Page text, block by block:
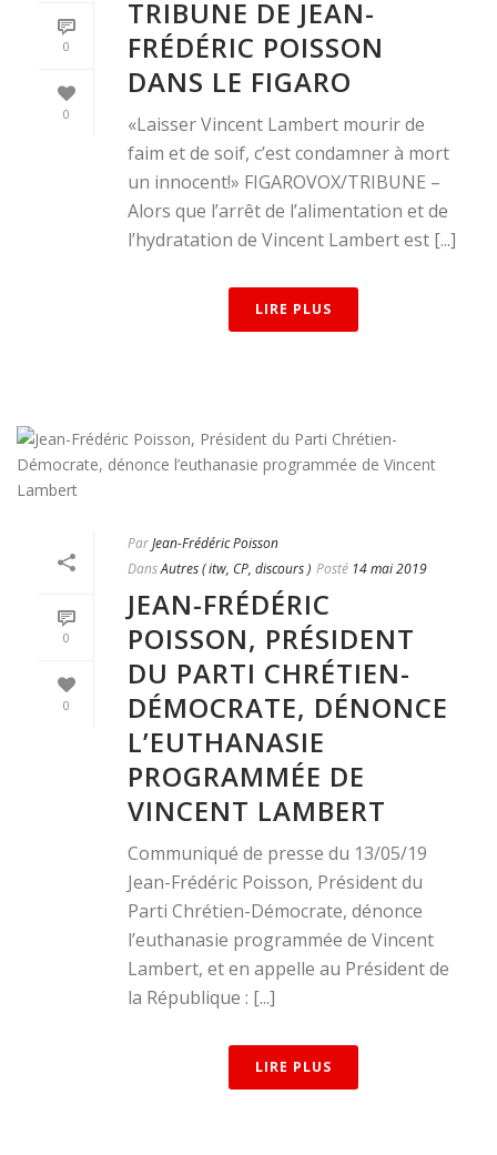
0
0
TRIBUNE DE JEAN-
FRÉDÉRIC POISSON
DANS LE FIGARO
«Laisser Vincent Lambert mourir de
faim et de soif, c’est condamner à mort
un innocent!» FIGAROVOX/TRIBUNE –
Alors que l’arrêt de l’alimentation et de
l’hydratation de Vincent Lambert est [...]
LIRE PLUS
0
0
ParJean-Frédéric Poisson
DansAutres ( itw, CP, discours ) Posté 14 mai 2019
JEAN-FRÉDÉRIC
POISSON, PRÉSIDENT
DU PARTI CHRÉTIEN-
DÉMOCRATE, DÉNONCE
L’EUTHANASIE
PROGRAMMÉE DE
VINCENT LAMBERT
Communiqué de presse du 13/05/19
Jean-Frédéric Poisson, Président du
Parti Chrétien-Démocrate, dénonce
l’euthanasie programmée de Vincent
Lambert, et en appelle au Président de
la République : [...]
LIRE PLUS